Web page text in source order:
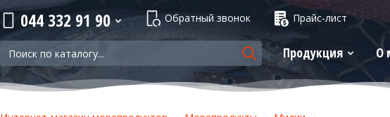
044 332 91 90 Обратный звонок Прайс-лист
Продукция О